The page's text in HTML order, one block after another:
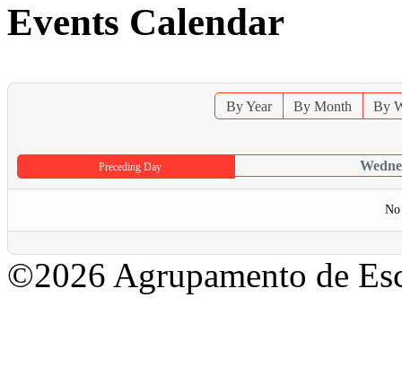
Events Calendar
By Year By Month By
Preceding Day
No
©2026 Agrupamento de